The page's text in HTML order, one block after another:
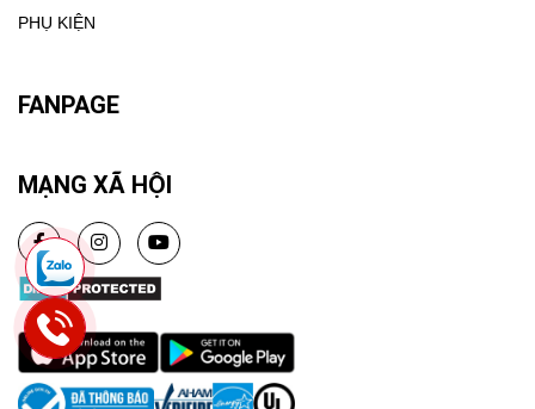
PHỤ KIỆN
FANPAGE
MẠNG XÃ HỘI